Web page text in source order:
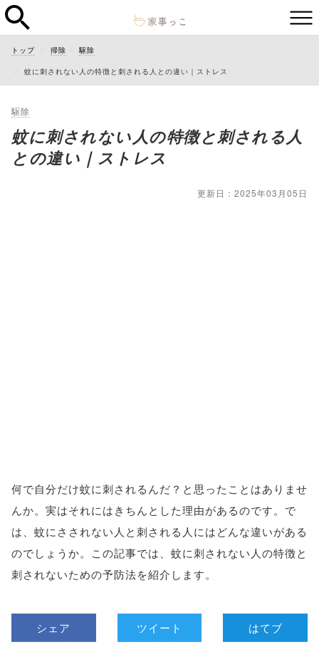
トップ 掃除 駆除
蚊に刺されない人の特徴と刺される人との違い｜ストレス
駆除
蚊に刺されない人の特徴と刺される人
との違い｜ストレス
更新日：2025年03月05日
何で自分だけ蚊に刺されるんだ？と思ったことはありませ
んか。実はそれにはきちんとした理由があるのです。で
は、蚊にさされない人と刺される人にはどんな違いがある
のでしょうか。この記事では、蚊に刺されない人の特徴と
刺されないための予防法を紹介します。
シェア ツイート はてブ